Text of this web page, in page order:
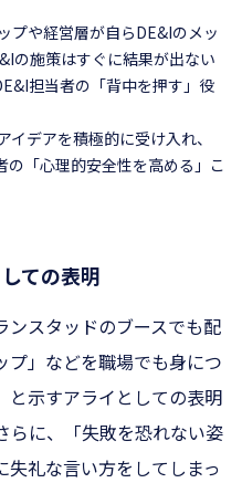
プや経営層が自らDE&Iのメッ
の施策はすぐに結果が出ない
担当者の「背中を押す」役
イデアを積極的に受け入れ、
の「心理的安全性を高める」こ
ての表明
ンスタッドのブースでも配
プ」などを職場でも身につ
と示すアライとしての表明
らに、「失敗を恐れない姿
礼な言い方をしてしまっ